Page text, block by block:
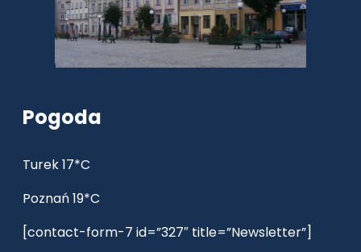
Pogoda
Turek 17*C
Poznań 19*C
[contact-form-7 id=”327″ title=”Newsletter”]